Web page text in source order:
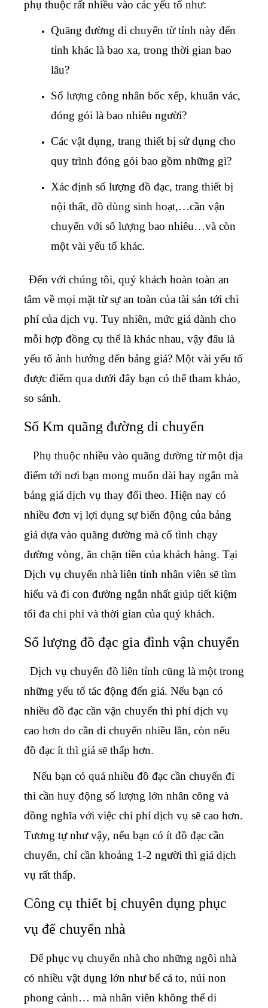
phụ thuộc rất nhiều vào các yếu tố như:
Quãng đường di chuyển từ tỉnh này đến
tỉnh khác là bao xa, trong thời gian bao
lâu?
Số lượng công nhân bốc xếp, khuân vác,
đóng gói là bao nhiêu người?
Các vật dụng, trang thiết bị sử dụng cho
quy trình đóng gói bao gồm những gì?
Xác định số lượng đồ đạc, trang thiết bị
nội thất, đồ dùng sinh hoạt,…cần vận
chuyển với số lượng bao nhiêu…và còn
một vài yếu tố khác.
Đến với chúng tôi, quý khách hoàn toàn an
tâm về mọi mặt từ sự an toàn của tài sản tới chi
phí của dịch vụ. Tuy nhiên, mức giá dành cho
mỗi hợp đồng cụ thể là khác nhau, vậy đâu là
yếu tố ảnh hưởng đến bảng giá? Một vài yếu tố
được điểm qua dưới đây bạn có thể tham khảo,
so sánh.
Số Km quãng đường di chuyển
Phụ thuộc nhiều vào quãng đường từ một địa
điểm tới nơi bạn mong muốn dài hay ngắn mà
bảng giá dịch vụ thay đổi theo. Hiện nay có
nhiều đơn vị lợi dụng sự biến động của bảng
giá dựa vào quãng đường mà cố tình chạy
đường vòng, ăn chặn tiền của khách hàng. Tại
Dịch vụ chuyển nhà liên tỉnh nhân viên sẽ tìm
hiểu và đi con đường ngắn nhất giúp tiết kiệm
tối đa chi phí và thời gian của quý khách.
Số lượng đồ đạc gia đình vận chuyển
Dịch vụ chuyển đồ liên tỉnh cũng là một trong
những yếu tố tác động đến giá. Nếu bạn có
nhiều đồ đạc cần vận chuyển thì phí dịch vụ
cao hơn do cần di chuyển nhiều lần, còn nếu
đồ đạc ít thì giá sẽ thấp hơn.
Nếu bạn có quá nhiều đồ đạc cần chuyển đi
thì cần huy động số lượng lớn nhân công và
đồng nghĩa với việc chi phí dịch vụ sẽ cao hơn.
Tương tự như vậy, nếu bạn có ít đồ đạc cần
chuyển, chỉ cần khoảng 1-2 người thì giá dịch
vụ rất thấp.
Công cụ thiết bị chuyên dụng phục
vụ để chuyển nhà
Để phục vụ chuyển nhà cho những ngôi nhà
có nhiều vật dụng lớn như bể cá to, núi non
phong cảnh… mà nhân viên không thể di